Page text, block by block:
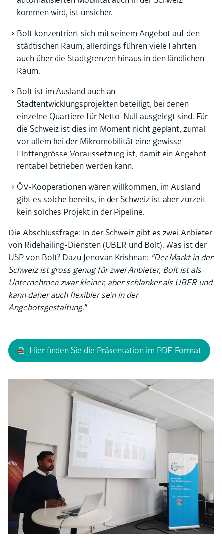
kommen wird, ist unsicher.
Bolt konzentriert sich mit seinem Angebot auf den
städtischen Raum, allerdings führen viele Fahrten
auch über die Stadtgrenzen hinaus in den ländlichen
Raum.
Bolt ist im Ausland auch an
Stadtentwicklungsprojekten beteiligt, bei denen
einzelne Quartiere für Netto-Null ausgelegt sind. Für
die Schweiz ist dies im Moment nicht geplant, zumal
vor allem bei der Mikromobilität eine gewisse
Flottengrösse Voraussetzung ist, damit ein Angebot
rentabel betrieben werden kann.
ÖV-Kooperationen wären willkommen, im Ausland
gibt es solche bereits, in der Schweiz ist aber zurzeit
kein solches Projekt in der Pipeline.
Die Abschlussfrage: In der Schweiz gibt es zwei Anbieter
von Ridehailing-Diensten (UBER und Bolt). Was ist der
USP von Bolt? Dazu Jenovan Krishnan: "Der Markt in der
Schweiz ist gross genug für zwei Anbieter, Bolt ist als
Unternehmen zwar kleiner, aber schlanker als UBER und
kann daher auch flexibler sein in der
Angebotsgestaltung."
Hier finden Sie die Präsentation im PDF-Format